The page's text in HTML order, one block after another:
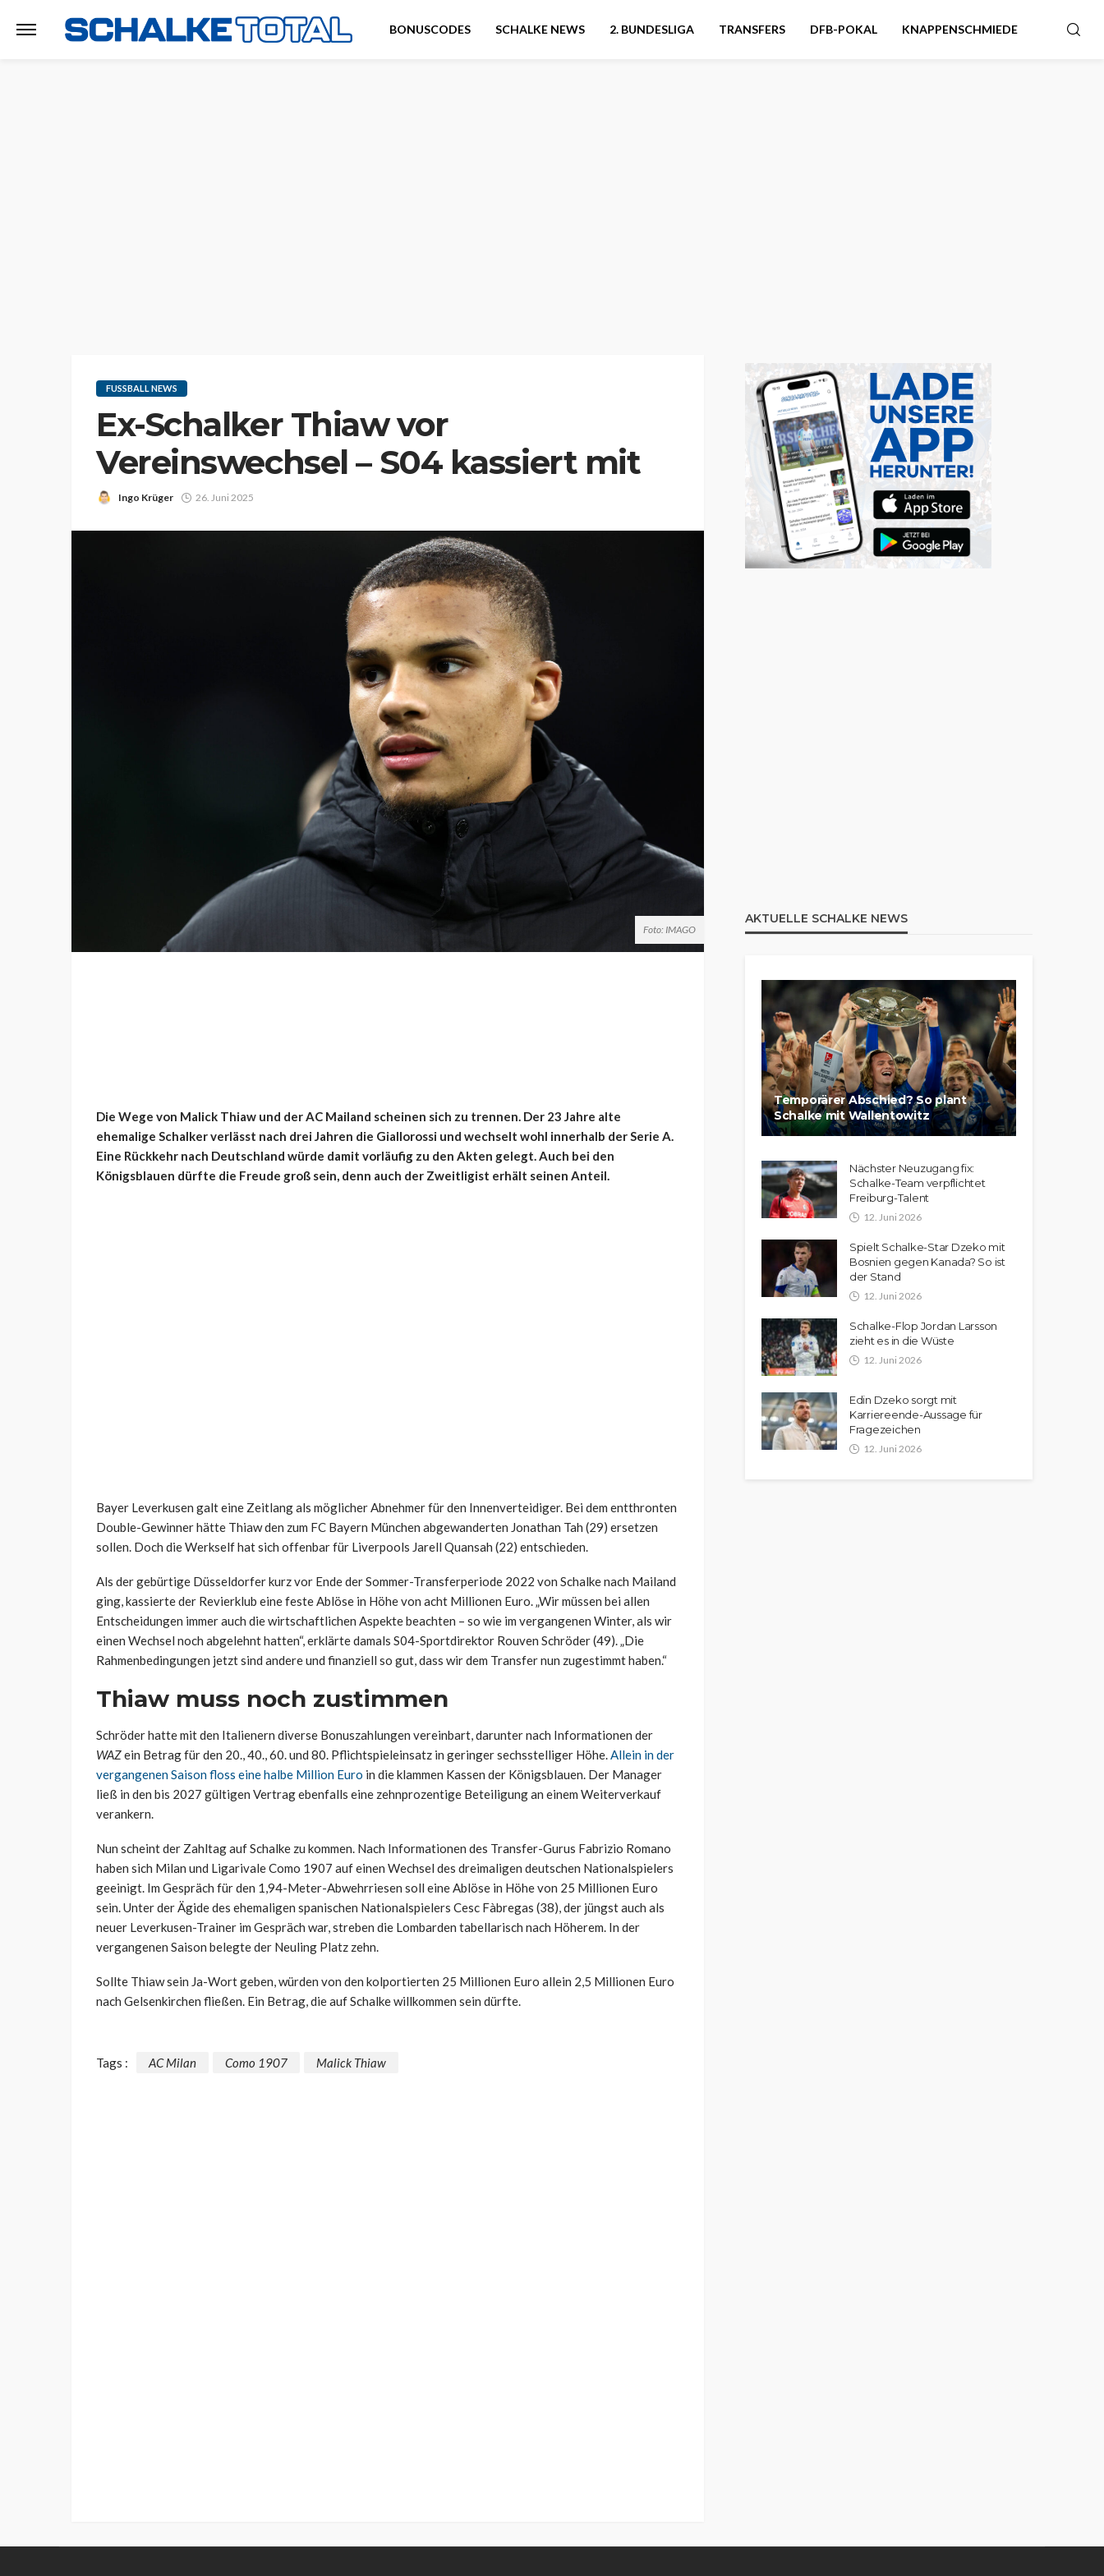
BONUSCODES SCHALKE NEWS 2. BUNDESLIGA TRANSFERS DFB-POKAL KNAPPENSCHMIEDE
FUSSBALL NEWS
Ex-Schalker Thiaw vor
Vereinswechsel – S04 kassiert mit
Ingo Krüger 26. Juni 2025
Foto: IMAGO
Die Wege von Malick Thiaw und der AC Mailand scheinen sich zu trennen. Der 23 Jahre alte
ehemalige Schalker verlässt nach drei Jahren die Giallorossi und wechselt wohl innerhalb der Serie A.
Eine Rückkehr nach Deutschland würde damit vorläufig zu den Akten gelegt. Auch bei den
Königsblauen dürfte die Freude groß sein, denn auch der Zweitligist erhält seinen Anteil.
Bayer Leverkusen galt eine Zeitlang als möglicher Abnehmer für den Innenverteidiger. Bei dem entthronten
Double-Gewinner hätte Thiaw den zum FC Bayern München abgewanderten Jonathan Tah (29) ersetzen
sollen. Doch die Werkself hat sich offenbar für Liverpools Jarell Quansah (22) entschieden.
Als der gebürtige Düsseldorfer kurz vor Ende der Sommer-Transferperiode 2022 von Schalke nach Mailand
ging, kassierte der Revierklub eine feste Ablöse in Höhe von acht Millionen Euro. „Wir müssen bei allen
Entscheidungen immer auch die wirtschaftlichen Aspekte beachten – so wie im vergangenen Winter, als wir
einen Wechsel noch abgelehnt hatten“, erklärte damals S04-Sportdirektor Rouven Schröder (49). „Die
Rahmenbedingungen jetzt sind andere und finanziell so gut, dass wir dem Transfer nun zugestimmt haben.“
Thiaw muss noch zustimmen
Schröder hatte mit den Italienern diverse Bonuszahlungen vereinbart, darunter nach Informationen der
WAZein Betrag für den 20., 40., 60. und 80. Pflichtspieleinsatz in geringer sechsstelliger Höhe.Allein in der
vergangenen Saison floss eine halbe Million Euro in die klammen Kassen der Königsblauen. Der Manager
ließ in den bis 2027 gültigen Vertrag ebenfalls eine zehnprozentige Beteiligung an einem Weiterverkauf
verankern.
Nun scheint der Zahltag auf Schalke zu kommen. Nach Informationen des Transfer-Gurus Fabrizio Romano
haben sich Milan und Ligarivale Como 1907 auf einen Wechsel des dreimaligen deutschen Nationalspielers
geeinigt. Im Gespräch für den 1,94-Meter-Abwehrriesen soll eine Ablöse in Höhe von 25 Millionen Euro
sein. Unter der Ägide des ehemaligen spanischen Nationalspielers Cesc Fàbregas (38), der jüngst auch als
neuer Leverkusen-Trainer im Gespräch war, streben die Lombarden tabellarisch nach Höherem. In der
vergangenen Saison belegte der Neuling Platz zehn.
Sollte Thiaw sein Ja-Wort geben, würden von den kolportierten 25 Millionen Euro allein 2,5 Millionen Euro
nach Gelsenkirchen fließen. Ein Betrag, die auf Schalke willkommen sein dürfte.
Tags : AC Milan Como 1907 Malick Thiaw
AKTUELLE SCHALKE NEWS
Temporärer Abschied? So plant
Schalke mit Wallentowitz
Nächster Neuzugang fix:
Schalke-Team verpflichtet
Freiburg-Talent
12. Juni 2026
Spielt Schalke-Star Dzeko mit
Bosnien gegen Kanada? So ist
der Stand
12. Juni 2026
Schalke-Flop Jordan Larsson
zieht es in die Wüste
12. Juni 2026
Edin Dzeko sorgt mit
Karriereende-Aussage für
Fragezeichen
12. Juni 2026